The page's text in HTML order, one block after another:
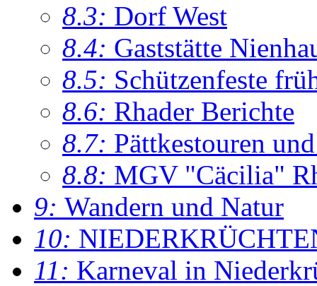
8.3: Dorf West
8.4: Gaststätte
8.5: Schützenfeste
8.6: Rhader Berichte
8.7: Pättkestouren
8.8: MGV "Cäcilia"
9: Wandern und Natur
10:
11: Karneval in